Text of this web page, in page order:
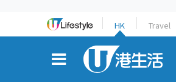
HK Travel